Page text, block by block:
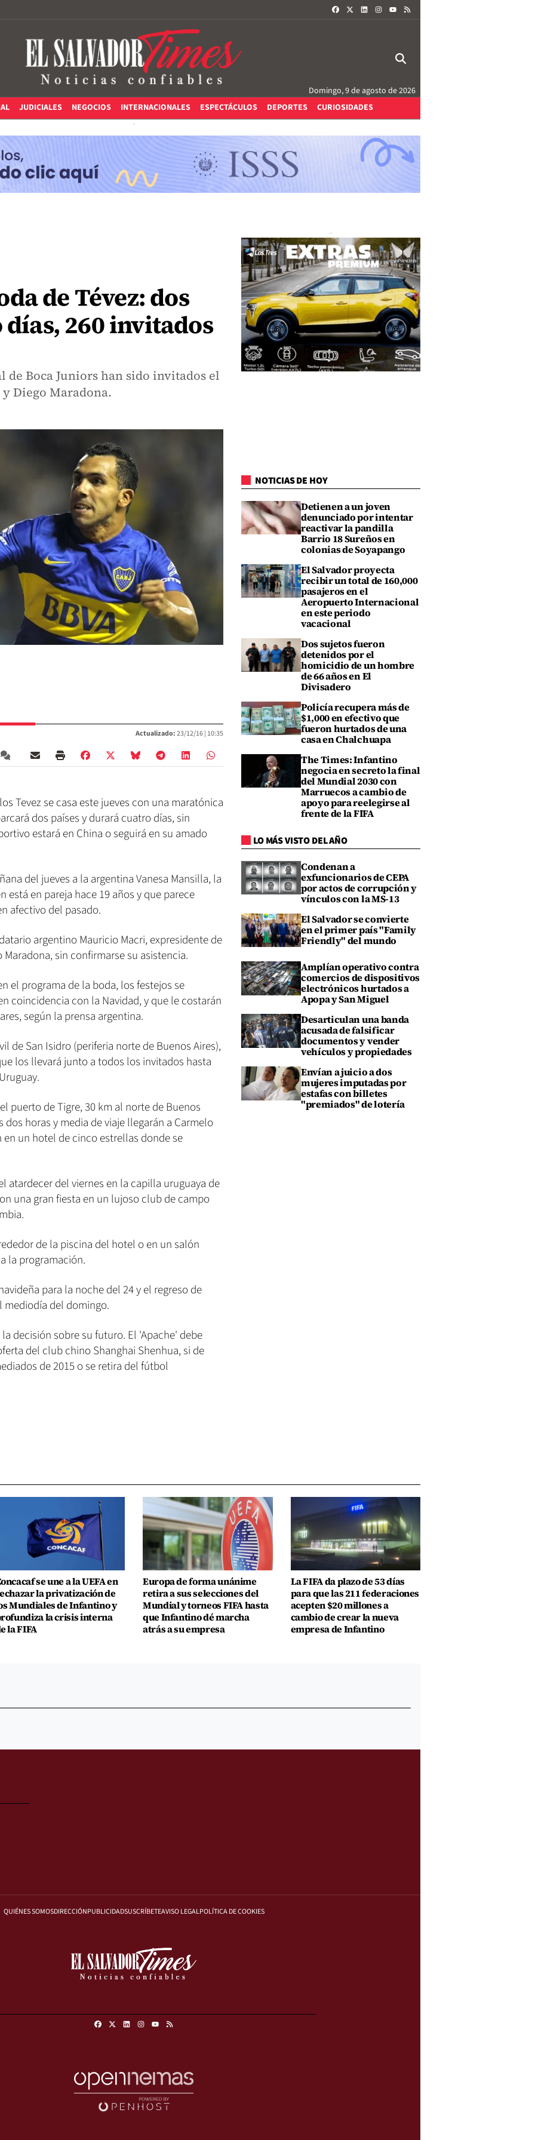
FACEBOOKLINKEDININSTAGRAM
Domingo, 9 de agosto de 2026
JUDICIALES NEGOCIOS INTERNACIONALES ESPECTÁCULOS DEPORTES CURIOSIDADES
de Tévez: dos
260 invitados
de Boca Juniors han sido invitados el
Diego Maradona.
Actualizado:23/12/16 | 10:35
Tevez se casa este jueves con una maratónica
dos países y durará cuatro días, sin
estará en China o seguirá en su amado
del jueves a la argentina Vanesa Mansilla, la
está en pareja hace 19 años y que parece
afectivo del pasado.
argentino Mauricio Macri, expresidente de
sin confirmarse su asistencia.
el programa de la boda, los festejos se
coincidencia con la Navidad, y que le costarán
según la prensa argentina.
de San Isidro (periferia norte de Buenos Aires),
los llevará junto a todos los invitados hasta
puerto de Tigre, 30 km al norte de Buenos
horas y media de viaje llegarán a Carmelo
un hotel de cinco estrellas donde se
atardecer del viernes en la capilla uruguaya de
una gran fiesta en un lujoso club de campo
de la piscina del hotel o en un salón
la programación.
para la noche del 24 y el regreso de
mediodía del domingo.
decisión sobre su futuro. El 'Apache' debe
del club chino Shanghai Shenhua, si de
de 2015 o se retira del fútbol
NOTICIAS DE HOY
Detienen a un joven
denunciado por intentar
reactivar la pandilla
Barrio 18 Sureños en
colonias de Soyapango
El Salvador proyecta
recibir un total de 160,000
pasajeros en el
Aeropuerto Internacional
en este periodo
vacacional
Dos sujetos fueron
detenidos por el
homicidio de un hombre
de 66 años en El
Divisadero
Policía recupera más de
$1,000 en efectivo que
fueron hurtados de una
casa en Chalchuapa
The Times: Infantino
negocia en secreto la final
del Mundial 2030 con
Marruecos a cambio de
apoyo para reelegirse al
frente de la FIFA
LO MÁS VISTO DEL AÑO
Condenan a
exfuncionarios de CEPA
por actos de corrupción y
vínculos con la MS-13
El Salvador se convierte
en el primer país "Family
Friendly" del mundo
Amplían operativo contra
comercios de dispositivos
electrónicos hurtados a
Apopa y San Miguel
Desarticulan una banda
acusada de falsificar
documentos y vender
vehículos y propiedades
Envían a juicio a dos
mujeres imputadas por
estafas con billetes
"premiados" de lotería
se une a la UEFA en
la privatización de
Mundiales de Infantino y
la crisis interna
la FIFA
Europa de forma unánime
retira a sus selecciones del
Mundial y torneos FIFA hasta
que Infantino dé marcha
atrás a su empresa
La FIFA da plazo de 53 días
para que las 211 federaciones
acepten $20 millones a
cambio de crear la nueva
empresa de Infantino
QUIÉNES SOMOSDIRECCIÓNPUBLICIDADSUSCRÍBETEAVISO LEGALPOLÍTICA DE COOKIES
FacebookLinkedinInstagram